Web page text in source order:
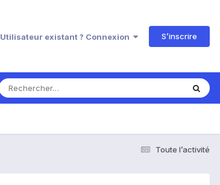
Utilisateur existant ? Connexion S’inscrire
Toute l’activité